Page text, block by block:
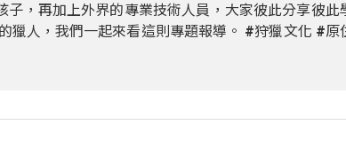
，再加上外界的專業技術人員，大家彼此分享彼此
獵人，我們一起來看這則專題報導。 #狩獵文化 #原